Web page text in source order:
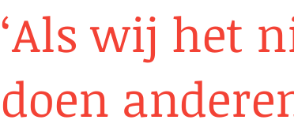
‘Als wij het
doen